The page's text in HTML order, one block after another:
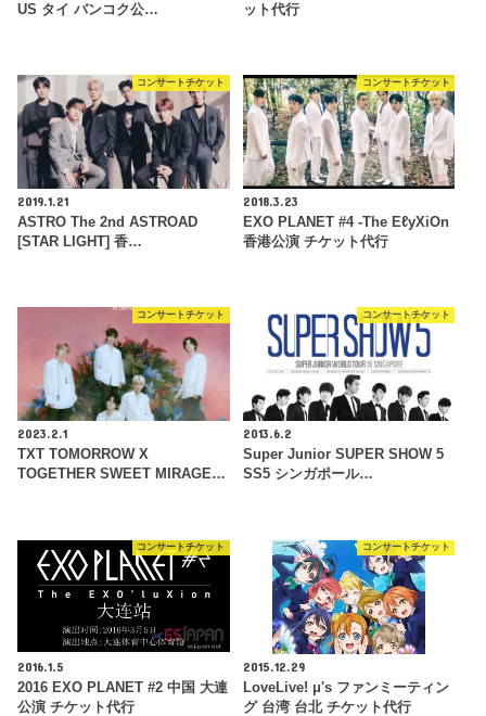
US タイ バンコク公…
ット代行
コンサートチケット
2019.1.21
ASTRO The 2nd ASTROAD
[STAR LIGHT] 香…
コンサートチケット
2018.3.23
EXO PLANET #4 -The EℓyXiOn
香港公演 チケット代行
コンサートチケット
2023.2.1
TXT TOMORROW X
TOGETHER SWEET MIRAGE…
コンサートチケット
2013.6.2
Super Junior SUPER SHOW 5
SS5 シンガポール…
コンサートチケット
2016.1.5
2016 EXO PLANET #2 中国 大連
公演 チケット代行
コンサートチケット
2015.12.29
LoveLive! μ's ファンミーティン
グ 台湾 台北 チケット代行